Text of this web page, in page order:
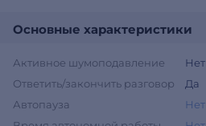
Основные характеристики
Активное шумоподавление
Нет
Ответить/закончить разговор
Да
Автопауза
Нет